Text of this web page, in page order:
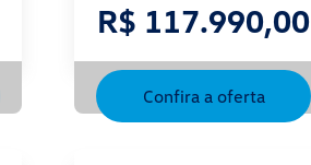
R$ 117.990,00
Confira a oferta